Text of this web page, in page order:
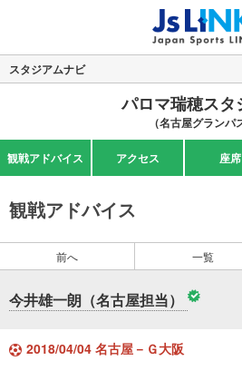
スタジアムナビ
パロマ瑞穂スタ
（名古屋グランパ
観戦アドバイス アクセス 座席
観戦アドバイス
前へ 一覧
今井雄一朗（名古屋担当）
2018/04/04 名古屋－Ｇ大阪